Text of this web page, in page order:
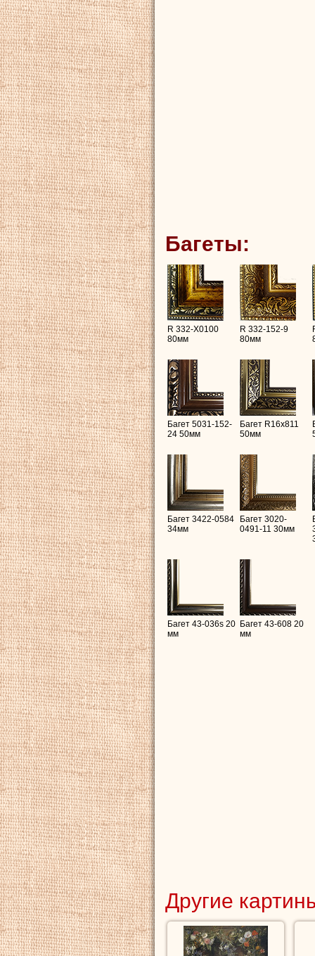
Багеты:
R 332-X0100
80мм
R 332-152-9
80мм
Багет 5031-152-
24 50мм
Багет R16х811
50мм
Багет 3422-0584
34мм
Багет 3020-
0491-11 30мм
Багет 43-036s 20
мм
Багет 43-608 20
мм
Другие